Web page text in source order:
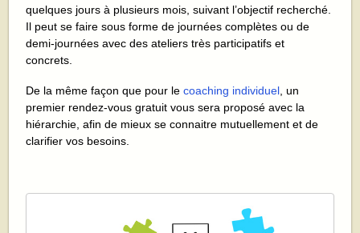
quelques jours à plusieurs mois, suivant l’objectif recherché.
Il peut se faire sous forme de journées complètes ou de
demi-journées avec des ateliers très participatifs et
concrets.
De la même façon que pour lecoaching individuel , un
premier rendez-vous gratuit vous sera proposé avec la
hiérarchie, afin de mieux se connaitre mutuellement et de
clarifier vos besoins.